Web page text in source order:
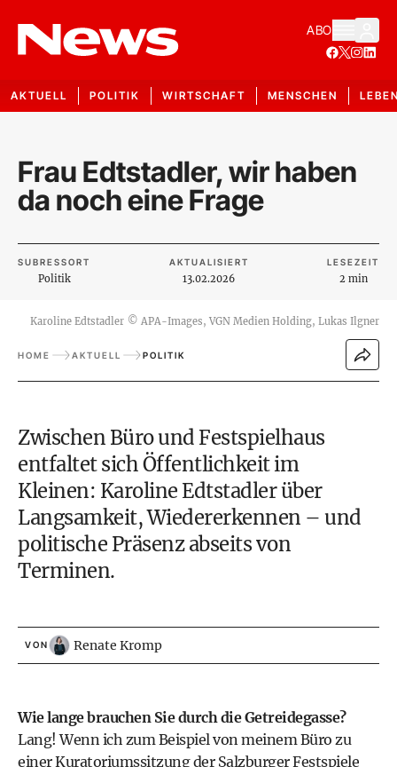
ABO
AKTUELL POLITIK WIRTSCHAFT MENSCHEN
Frau Edtstadler, wir haben
da noch eine Frage
SUBRESSORT
Politik
AKTUALISIERT
13.02.2026
LESEZEIT
2 min
Karoline Edtstadler © APA-Images, VGN Medien Holding, Lukas Ilgner
HOME AKTUELL POLITIK
Zwischen Büro und Festspielhaus
entfaltet sich Öffentlichkeit im
Kleinen: Karoline Edtstadler über
Langsamkeit, Wiedererkennen – und
politische Präsenz abseits von
Terminen.
VON Renate Kromp
Wie lange brauchen Sie durch die Getreidegasse?
Lang! Wenn ich zum Beispiel von meinem Büro zu
einer Kuratoriumssitzung der Salzburger Festspiele